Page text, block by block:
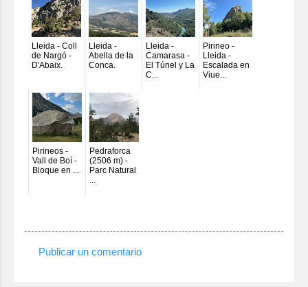
Lleida - Coll
de Nargó -
D'Abaix.
Lleida -
Abella de la
Conca.
Lleida -
Camarasa -
El Túnel y La
C...
Pirineo -
Lleida -
Escalada en
Viue...
Pirineos -
Vall de Boí -
Bloque en ...
Pedraforca
(2506 m) -
Parc Natural
C
Publicar un comentario